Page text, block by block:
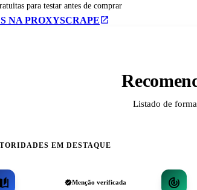
para testar antes de comprar
NA PROXYSCRAPE
Listado de
EM DESTAQUE
Menção verificada